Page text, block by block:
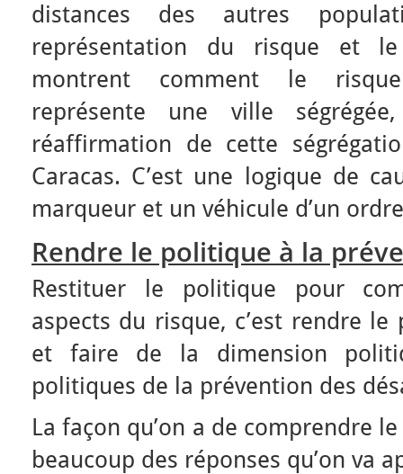
distances des autres
représentation du risque et
montrent comment le
représente une ville
réaffirmation de cette
Caracas. C’est une logique de
marqueur et un véhicule d’un
Rendre le politique à la
Restituer le politique pour
aspects du risque, c’est rendre
et faire de la dimension
politiques de la prévention des
La façon qu’on a de comprendre
beaucoup des réponses qu’on va